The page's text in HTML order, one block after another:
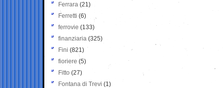
Ferrara (21)
Ferretti (6)
ferrovie (133)
finanziaria (325)
Fini (821)
fioriere (5)
Fitto (27)
Fontana di Trevi (1)